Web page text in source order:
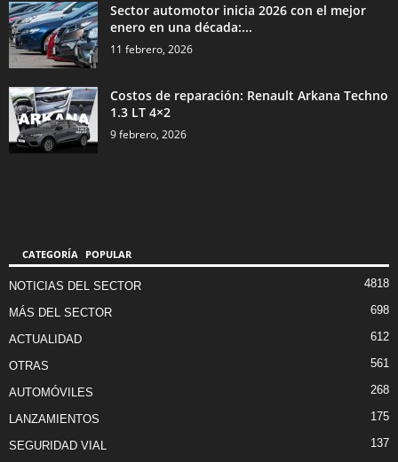
Sector automotor inicia 2026 con el mejor
enero en una década:...
11 febrero, 2026
Costos de reparación: Renault Arkana Techno
1.3 LT 4×2
9 febrero, 2026
CATEGORÍA POPULAR
NOTICIAS DEL SECTOR 4818
MÁS DEL SECTOR 698
ACTUALIDAD 612
OTRAS 561
AUTOMÓVILES 268
LANZAMIENTOS 175
SEGURIDAD VIAL 137